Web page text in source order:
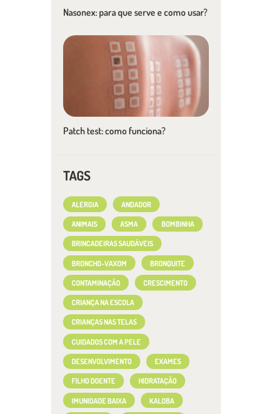
Nasonex: para que serve e como usar?
Patch test: como funciona?
TAGS
ALERGIA ANDADOR
ANIMAIS ASMA BOMBINHA
BRINCADEIRAS SAUDÁVEIS
BRONCHO-VAXOM BRONQUITE
CONTAMINAÇÃO CRESCIMENTO
CRIANÇA NA ESCOLA
CRIANÇAS NAS TELAS
CUIDADOS COM A PELE
DESENVOLVIMENTO EXAMES
FILHO DOENTE HIDRATAÇÃO
IMUNIDADE BAIXA KALOBA